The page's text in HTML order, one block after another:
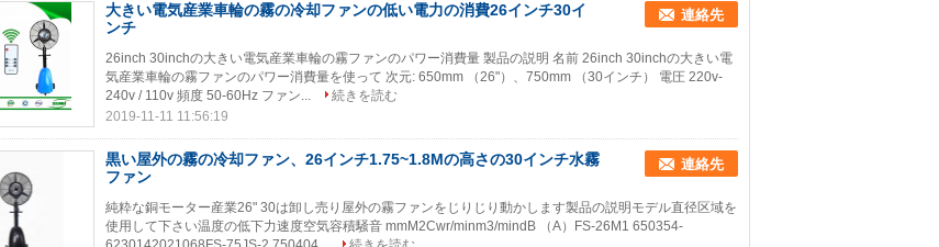
大きい電気産業車輪の霧の冷却ファンの低い電力の消費26インチ30イ
ンチ
連絡先
26inch 30inchの大きい電気産業車輪の霧ファンのパワー消費量 製品の説明 名前 26inch 30inchの大きい電
気産業車輪の霧ファンのパワー消費量を使って 次元: 650mm （26"）、750mm （30インチ） 電圧 220v-
240v / 110v 頻度 50-60Hz ファン...
続きを読む
2019-11-11 11:56:19
黒い屋外の霧の冷却ファン、26インチ1.75~1.8Mの高さの30インチ水霧
ファン
連絡先
純粋な銅モーター産業26" 30は卸し売り屋外の霧ファンをじりじり動かします製品の説明モデル直径区域を
使用して下さい温度の低下力速度空気容積騒音 mmM2Cwr/minm3/mindB （A）FS-26M1 650354-